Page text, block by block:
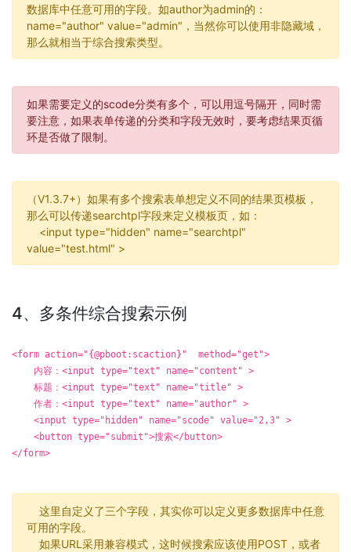
数据库中任意可用的字段。如author为admin的：
name="author" value="admin"，当然你可以使用非隐藏域，
那么就相当于综合搜索类型。
如果需要定义的scode分类有多个，可以用逗号隔开，同时需
要注意，如果表单传递的分类和字段无效时，要考虑结果页循
环是否做了限制。
（V1.3.7+）如果有多个搜索表单想定义不同的结果页模板，
那么可以传递searchtpl字段来定义模板页，如：
<input type="hidden" name="searchtpl"
value="test.html" >
4、多条件综合搜索示例
<form action="{@pboot:scaction}" method="get">
内容：<input type="text" name="content" >
标题：<input type="text" name="title" >
作者：<input type="text" name="author" >
<input type="hidden" name="scode" value="2,3" >
<button type="submit">搜索</button>
</form>
这里自定义了三个字段，其实你可以定义更多数据库中任意
可用的字段。
如果URL采用兼容模式，这时候搜索应该使用POST，或者